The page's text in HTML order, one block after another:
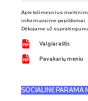
Apie tolimesnius
informuosime papildomai.
Dėkojame už
Valgiaraštis
Pavakarių meniu
SOCIALINĖ